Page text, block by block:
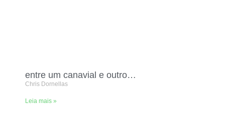
entre um canavial e outro…
Chris Dornellas
Leia mais »